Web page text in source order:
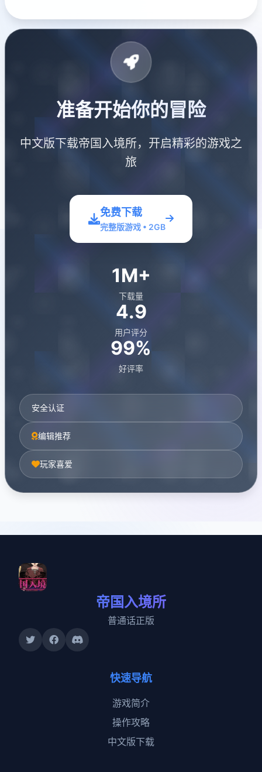
准备开始你的冒险
中文版下载帝国入境所，开启精彩的游戏之
旅
免费下载
完整版游戏 • 2GB
1M+
下载量
4.9
用户评分
99%
好评率
安全认证
编辑推荐
玩家喜爱
帝国入境所
普通话正版
快速导航
游戏简介
操作攻略
中文版下载